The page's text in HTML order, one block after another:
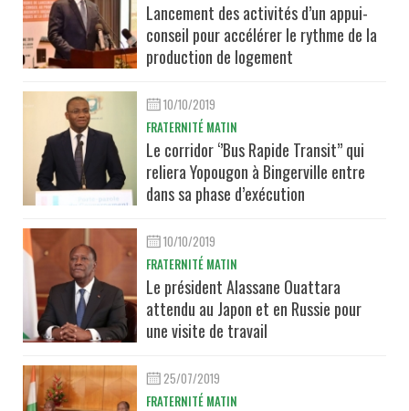
Lancement des activités d’un appui-
conseil pour accélérer le rythme de la
production de logement
10/10/2019
FRATERNITÉ MATIN
Le corridor ‘’Bus Rapide Transit’’ qui
reliera Yopougon à Bingerville entre
dans sa phase d’exécution
10/10/2019
FRATERNITÉ MATIN
Le président Alassane Ouattara
attendu au Japon et en Russie pour
une visite de travail
25/07/2019
FRATERNITÉ MATIN